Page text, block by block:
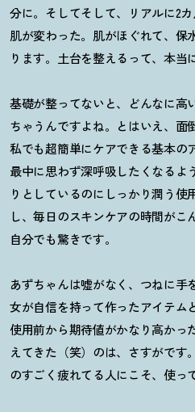
分に。そしてそして、リアルに2
肌が変わった。肌がほぐれて、保
ります。土台を整えるって、本当
基礎が整ってないと、どんなに高
ちゃうんですよね。とはいえ、面
私でも超簡単にケアできる基本の
最中に思わず深呼吸したくなるよ
りとしているのにしっかり潤う使
し、毎日のスキンケアの時間がこ
自分でも驚きです。
あずちゃんは嘘がなく、つねに手
女が自信を持って作ったアイテム
使用前から期待値がかなり高かっ
えてきた（笑）のは、さすがです
のすごく疲れてる人にこそ、使っ